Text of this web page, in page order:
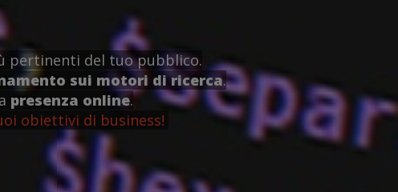
pertinenti del tuo pubblico.
sui motori di ricerca.
presenza online.
obiettivi di business!